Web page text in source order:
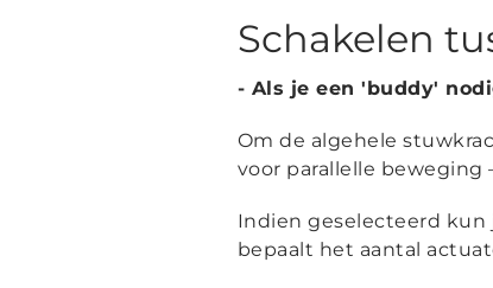
Schakelen
- Als je een 'buddy'
Om de algehele
voor parallelle beweging
Indien geselecteerd kun
bepaalt het aantal